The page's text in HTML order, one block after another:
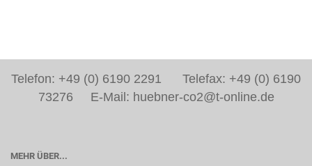
Telefon: +49 (0) 6190 2291 Telefax: +49 (0) 6190
73276 E-Mail: huebner-co2@t-online.de
MEHR ÜBER...